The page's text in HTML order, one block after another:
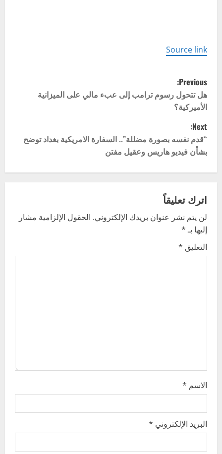
Source link
P
o
s
t
n
v
i
g
Previous:
هل تتحول رسوم ترامب إلى عبء مالي على الميزانية
الأميركية؟
Next:
“قدم نفسه بصورة مضللة”.. السفارة الامريكية بغداد توضح
بشأن فيديو هاريس وعقيل مفتن
اترك تعليقاً
لن يتم نشر عنوان بريدك الإلكتروني. الحقول الإلزامية مشار
إليها بـ*
التعليق *
الاسم *
البريد الإلكتروني *